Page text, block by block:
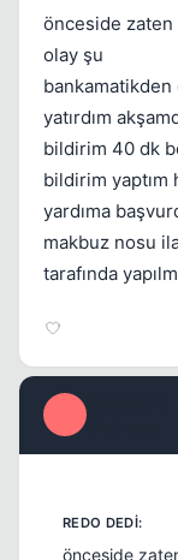
önceside zaten
olay şu
yatırdım
bildirim 40 dk
bildirim yaptım
yardıma
makbuz nosu
tarafında
önceside